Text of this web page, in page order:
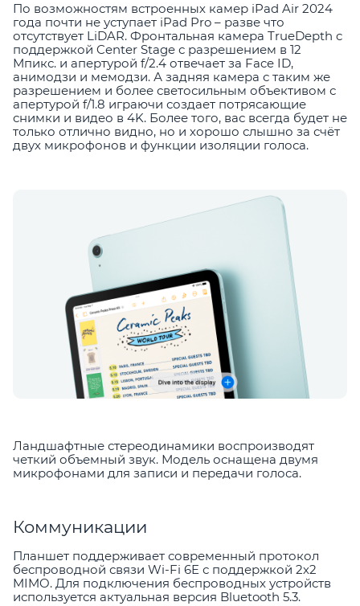
По возможностям встроенных камер iPad Air 2024
года почти не уступает iPad Pro – разве что
отсутствует LiDAR. Фронтальная камера TrueDepth c
поддержкой Center Stage с разрешением в 12
Мпикс. и апертурой f/2.4 отвечает за Face ID,
анимодзи и мемодзи. А задняя камера с таким же
разрешением и более светосильным объективом с
апертурой f/1.8 играючи создает потрясающие
снимки и видео в 4K. Более того, вас всегда будет не
только отлично видно, но и хорошо слышно за счёт
двух микрофонов и функции изоляции голоса.
Ландшафтные стереодинамики воспроизводят
четкий объемный звук. Модель оснащена двумя
микрофонами для записи и передачи голоса.
Коммуникации
Планшет поддерживает современный протокол
беспроводной связи Wi-Fi 6E с поддержкой 2х2
MIMO. Для подключения беспроводных устройств
используется актуальная версия Bluetooth 5.3.